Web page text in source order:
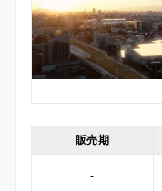
販売期
-